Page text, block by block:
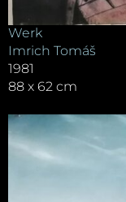
Werk
Imrich Tomáš
1981
88 x 62 cm